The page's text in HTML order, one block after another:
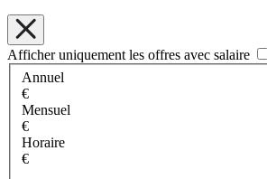
Afficher uniquement les offres avec salaire
Annuel
€
Mensuel
€
Horaire
€